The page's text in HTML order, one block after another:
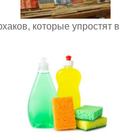
которые упростят